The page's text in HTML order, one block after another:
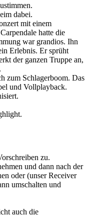
dabei.
mit einem
hatte die
war grandios. Ihn
Erlebnis. Er sprüht
der ganzen Truppe an,
zum Schlagerboom. Das
und Vollplayback.
zu.
und dann nach der
oder (unser Receiver
umschalten und
auch die